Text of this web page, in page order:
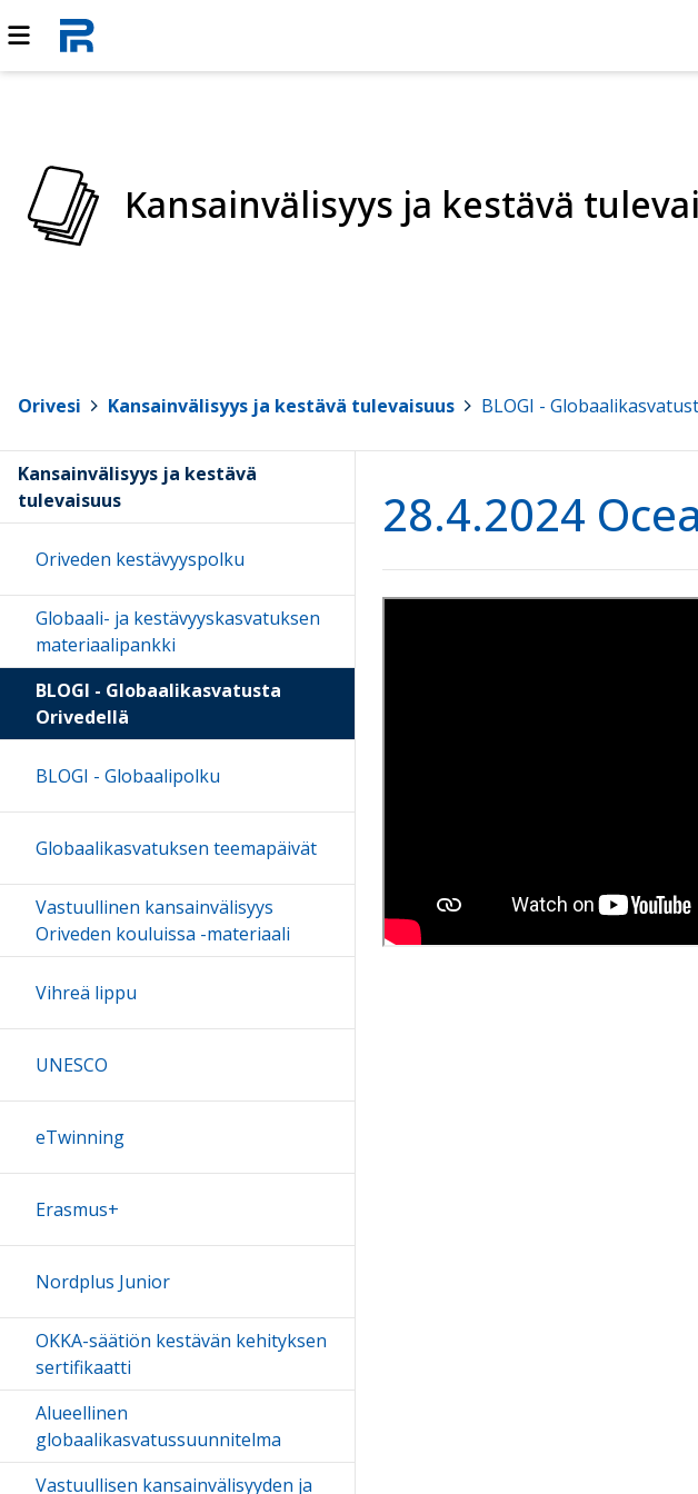
Kansainvälisyys ja kestävä
Orivesi Kansainvälisyys ja kestävä tulevaisuus BLOGI -
28.4.2024
Kansainvälisyys ja kestävä
tulevaisuus
Oriveden kestävyyspolku
Globaali- ja kestävyyskasvatuksen
materiaalipankki
BLOGI - Globaalikasvatusta
Orivedellä
BLOGI - Globaalipolku
Globaalikasvatuksen teemapäivät
Vastuullinen kansainvälisyys
Oriveden kouluissa -materiaali
Vihreä lippu
UNESCO
eTwinning
Erasmus+
Nordplus Junior
OKKA-säätiön kestävän kehityksen
sertifikaatti
Alueellinen
globaalikasvatussuunnitelma
Vastuullisen kansainvälisyyden ja